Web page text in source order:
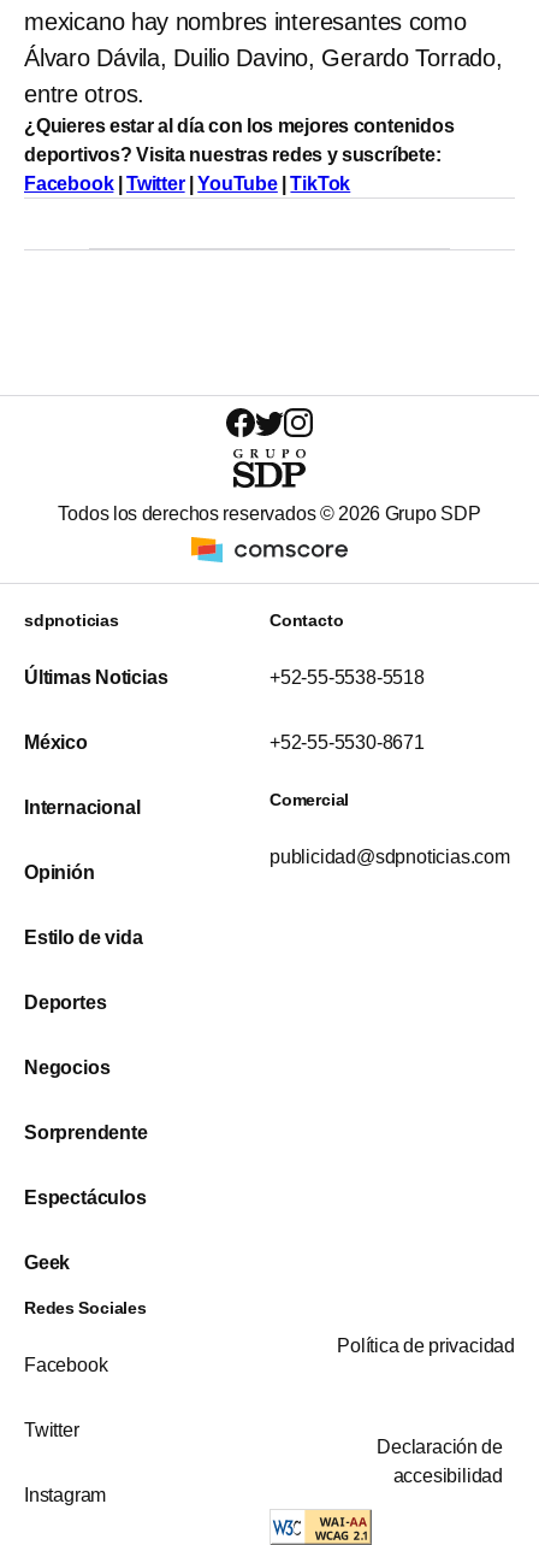
mexicano hay nombres interesantes como
Álvaro Dávila, Duilio Davino, Gerardo Torrado,
entre otros.
¿Quieres estar al día con los mejores contenidos
deportivos? Visita nuestras redes y suscríbete:
Facebook|Twitter|YouTube|TikTok
Todos los derechos reservados ©2026 Grupo SDP
sdpnoticias
Últimas Noticias
México
Internacional
Opinión
Estilo de vida
Deportes
Negocios
Sorprendente
Espectáculos
Geek
Contacto
+52-55-5538-5518
+52-55-5530-8671
Comercial
publicidad@sdpnoticias.com
Redes Sociales
Facebook
Twitter
Instagram
Política de privacidad
Declaración de
accesibilidad